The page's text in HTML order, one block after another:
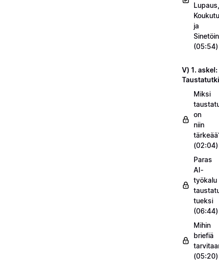
Lupaus,
ja
(05:54)
V) 1. askel:
Miksi
on
niin
(02:04)
Paras
AI-
työkalu
tueksi
(06:44)
Mihin
briefiä
(05:20)